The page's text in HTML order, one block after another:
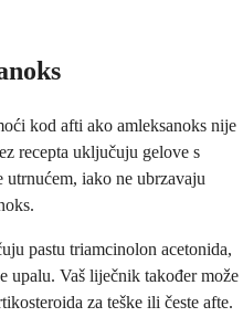
kod afti ako amleksanoks nije
recepta uključuju gelove s
iako ne ubrzavaju
pastu triamcinolon acetonida,
upalu. Vaš liječnik također može
za teške ili česte afte.